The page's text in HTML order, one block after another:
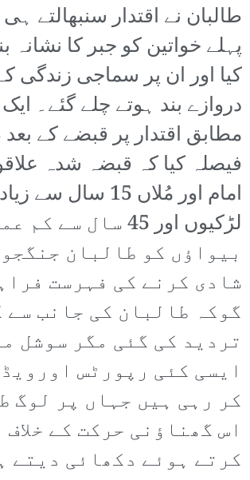
طالبان نے اقتدار
پہلے خواتین کو جبر کا نشانہ
کیا اور ان پر سماجی زندگی
دروازے بند ہوتے چلے گئے۔
مطابق اقتدار پر قبضے کے بعد
فیصلہ کیا کہ قبضہ شدہ
امام اور مُلاں 15
لڑکیوں اور 45 سال سے
بیواؤں کو طالبان
شادی کرنے کی فہرست
گوکہ طالبان کی جانب سے
تردید کی گئی مگر سوشل
ایسی کئی رپورٹس
کر رہی ہیں جہاں پر لوگ
اس گھناؤنی حرکت کے
کرتے ہوئے دکھائی دیتے